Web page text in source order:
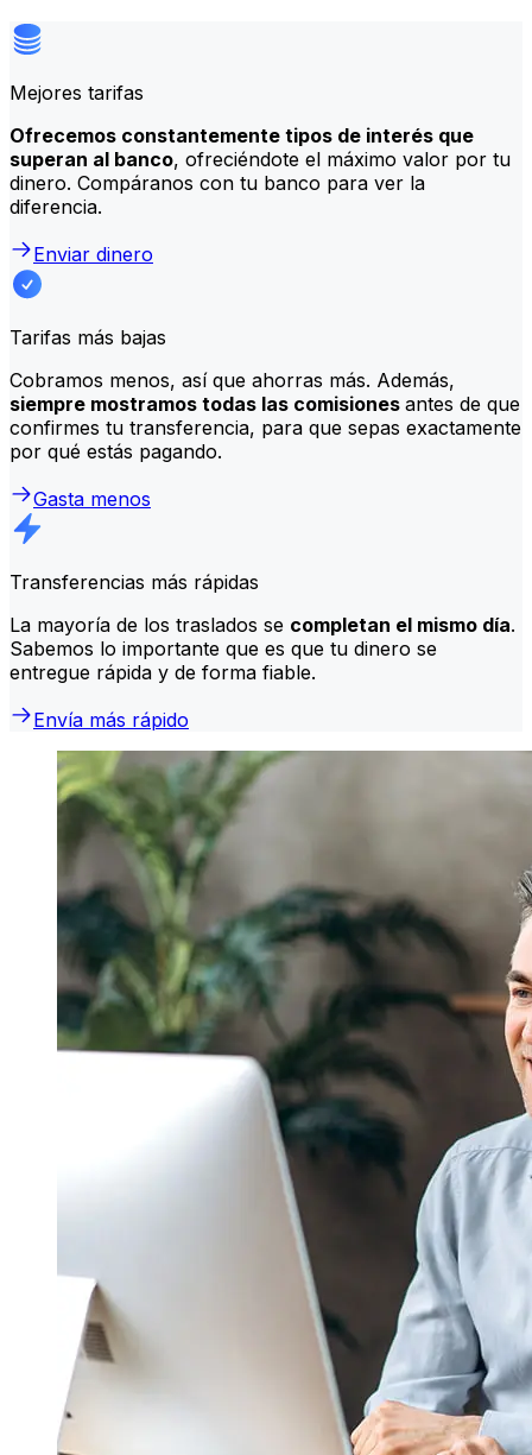
Mejores tarifas
Ofrecemos constantemente tipos de interés que
superan al banco, ofreciéndote el máximo valor por tu
dinero. Compáranos con tu banco para ver la
diferencia.
Enviar dinero
Tarifas más bajas
Cobramos menos, así que ahorras más. Además,
siempre mostramos todas las comisiones antes de que
confirmes tu transferencia, para que sepas exactamente
por qué estás pagando.
Gasta menos
Transferencias más rápidas
La mayoría de los traslados se completan el mismo día.
Sabemos lo importante que es que tu dinero se
entregue rápida y de forma fiable.
Envía más rápido